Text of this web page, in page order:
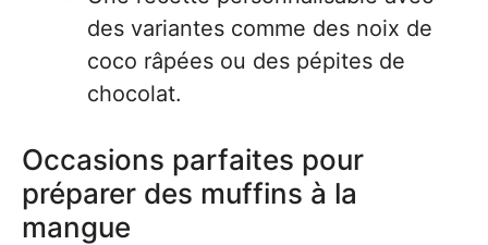
des variantes comme des noix de
coco râpées ou des pépites de
chocolat.
Occasions parfaites pour
préparer des muffins à la
mangue